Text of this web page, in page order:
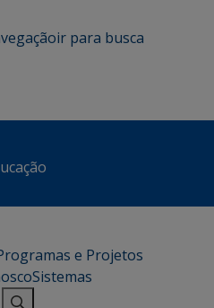
ir para busca
e Projetos
Sistemas